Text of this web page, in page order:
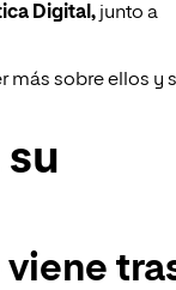
Digital, junto a
más sobre ellos y